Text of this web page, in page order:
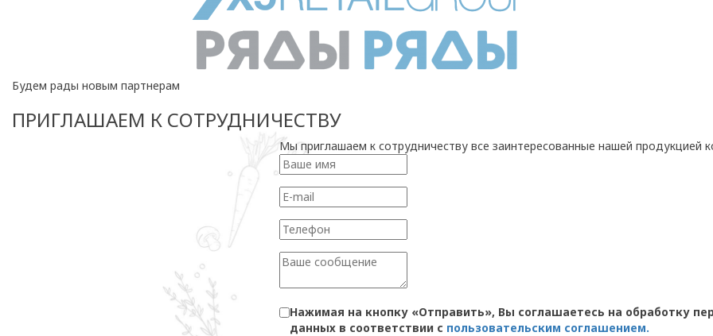
Будем рады новым партнерам
ПРИГЛАШАЕМ К СОТРУДНИЧЕСТВУ
Мы приглашаем к сотрудничеству все заинтересованные нашей продукцией
Нажимая на кнопку «Отправить», Вы соглашаетесь на обработку
данных в соответствии с пользовательским соглашением.